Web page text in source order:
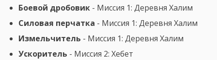
Боевой дробовик - Миссия 1: Деревня Халим
Силовая перчатка - Миссия 1: Деревня Халим
Измельчитель - Миссия 1: Деревня Халим
Ускоритель - Миссия 2: Хебет